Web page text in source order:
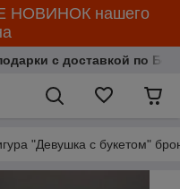
НОВИНОК нашего
с доставкой по
"Девушка с букетом"